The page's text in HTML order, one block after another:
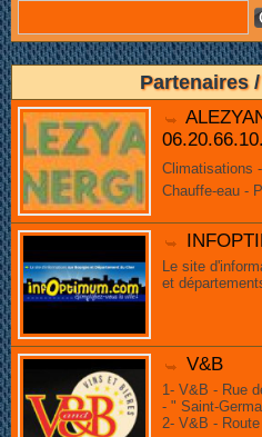
Partenaires
Climatisations
Chauffe-eau -
Le site
et
V&B
1- V&B - Rue
- " Saint-
2- V&B -